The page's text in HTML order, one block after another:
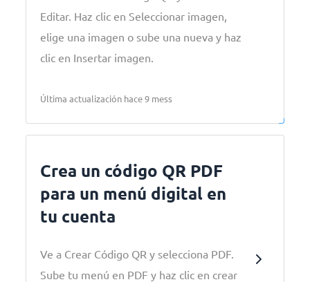
Editar. Haz clic en Seleccionar imagen,
elige una imagen o sube una nueva y haz
clic en Insertar imagen.
Última actualización hace 9 mess
Crea un código QR PDF
para un menú digital en
tu cuenta
Ve a Crear Código QR y selecciona PDF.
Sube tu menú en PDF y haz clic en crear